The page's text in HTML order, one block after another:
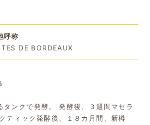
呼称
DE BORDEAUX
タンクで発酵。 発酵後、３週間マセラ
ティック発酵後、１８カ月間、新樽